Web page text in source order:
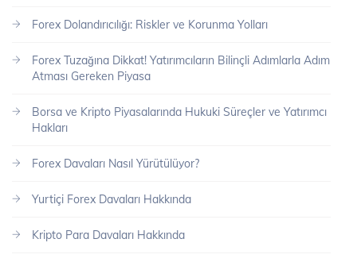
Forex Dolandırıcılığı: Riskler ve Korunma Yolları
Forex Tuzağına Dikkat! Yatırımcıların Bilinçli Adımlarla Adım
Atması Gereken Piyasa
Borsa ve Kripto Piyasalarında Hukuki Süreçler ve Yatırımcı
Hakları
Forex Davaları Nasıl Yürütülüyor?
Yurtiçi Forex Davaları Hakkında
Kripto Para Davaları Hakkında